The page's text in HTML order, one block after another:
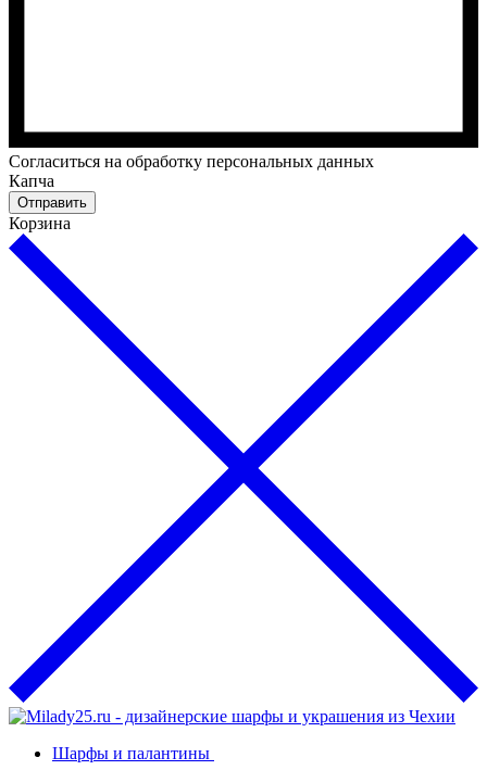
Cогласиться на обработку персональных данных
Капча
Отправить
Корзина
Шарфы и палантины